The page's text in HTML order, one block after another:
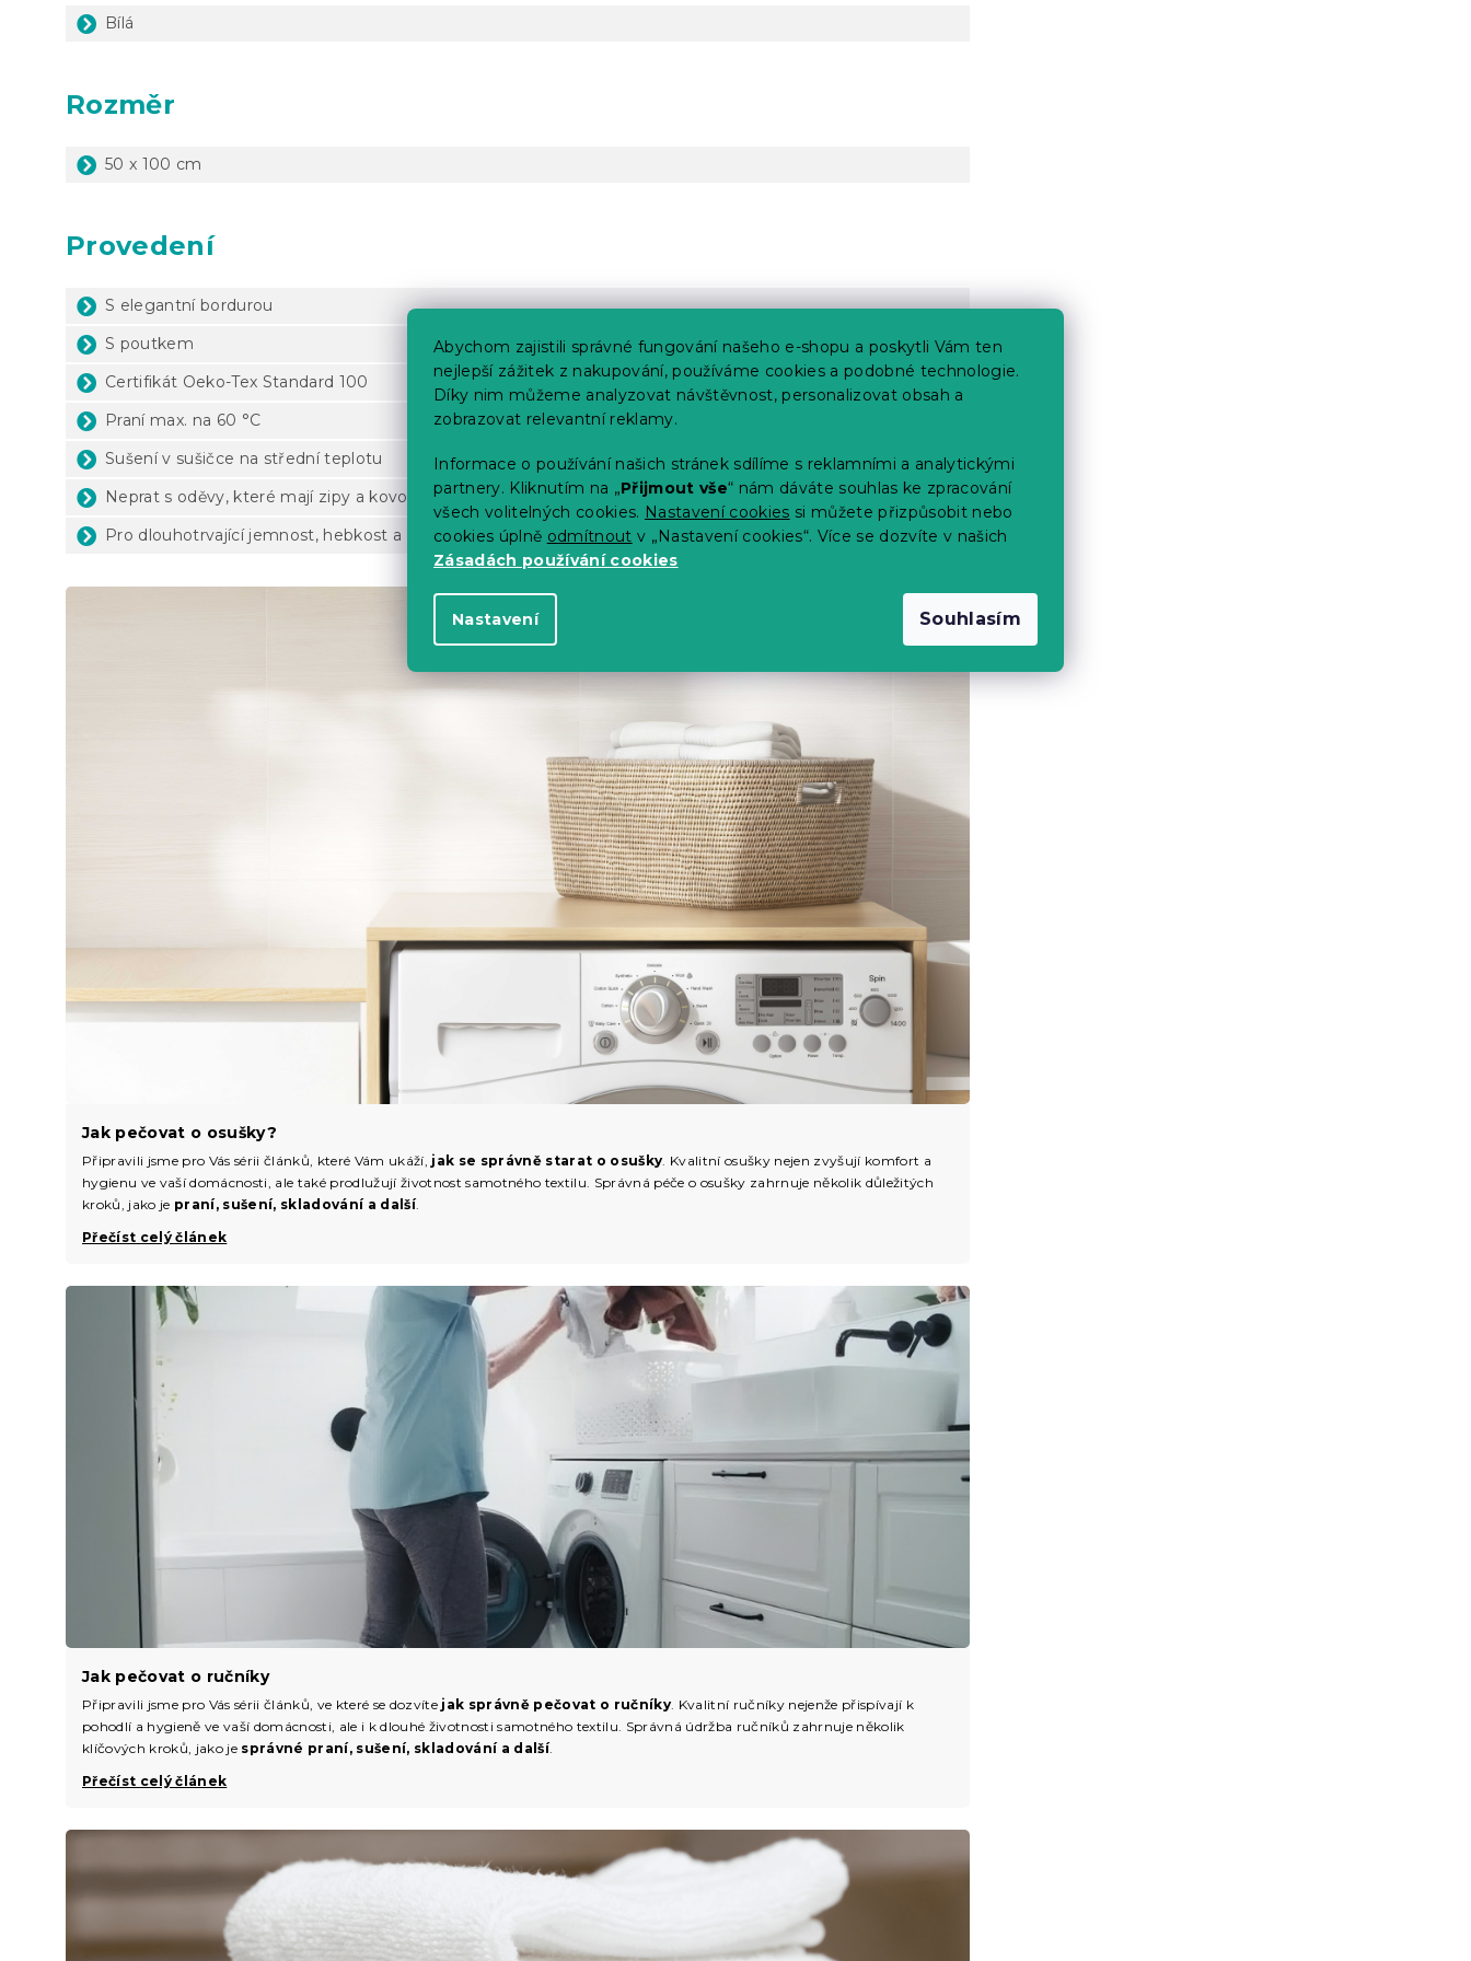
Abychom zajistili správné fungování našeho e-shopu a poskytli Vám ten
nejlepší zážitek z nakupování, používáme cookies a podobné technologie.
Díky nim můžeme analyzovat návštěvnost, personalizovat obsah a
zobrazovat relevantní reklamy.
Informace o používání našich stránek sdílíme s reklamními a analytickými
partnery. Kliknutím na „Přijmout vše“ nám dáváte souhlas ke zpracování
všech volitelných cookies. Nastavení cookies si můžete přizpůsobit nebo
cookies úplně odmítnout v „Nastavení cookies“. Více se dozvíte v našich
Zásadách používání cookies
Nastavení Souhlasím
Bílá
Rozměr
50 x 100 cm
Provedení
S elegantní bordurou
S poutkem
Certifikát Oeko-Tex Standard 100
Praní max. na 60 °C
Sušení v sušičce na střední teplotu
Neprat s oděvy, které mají zipy a kovové háčky
Pro dlouhotrvající jemnost, hebkost a savost není doporučeno používat aviváž
Jak pečovat o osušky?
Připravili jsme pro Vás sérii článků, které Vám ukáží, jak se správně starat o osušky. Kvalitní osušky nejen zvyšují komfort a
hygienu ve vaší domácnosti, ale také prodlužují životnost samotného textilu. Správná péče o osušky zahrnuje několik důležitých
kroků, jako je praní, sušení, skladování a další.
Přečíst celý článek
Jak pečovat o ručníky
Připravili jsme pro Vás sérii článků, ve které se dozvíte jak správně pečovat o ručníky . Kvalitní ručníky nejenže přispívají k
pohodlí a hygieně ve vaší domácnosti, ale i k dlouhé životnosti samotného textilu. Správná údržba ručníků zahrnuje několik
klíčových kroků, jako je správné praní, sušení, skladování a další.
Přečíst celý článek